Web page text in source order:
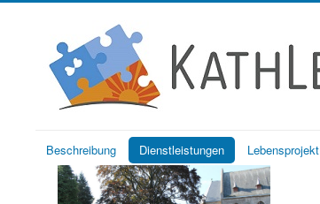
Beschreibung Dienstleistungen Lebensprojekt